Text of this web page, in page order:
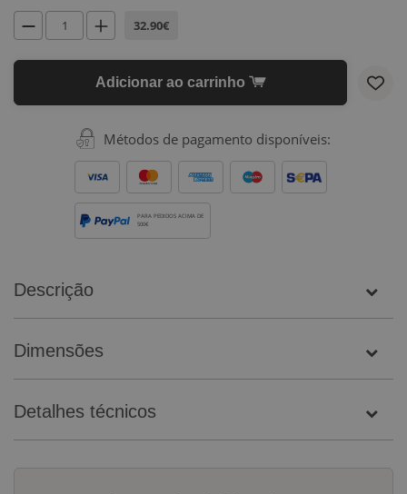
32.90€
Adicionar ao carrinho
Métodos de pagamento disponíveis:
PARA PEDIDOS ACIMA DE
500€
Descrição
Dimensões
Detalhes técnicos